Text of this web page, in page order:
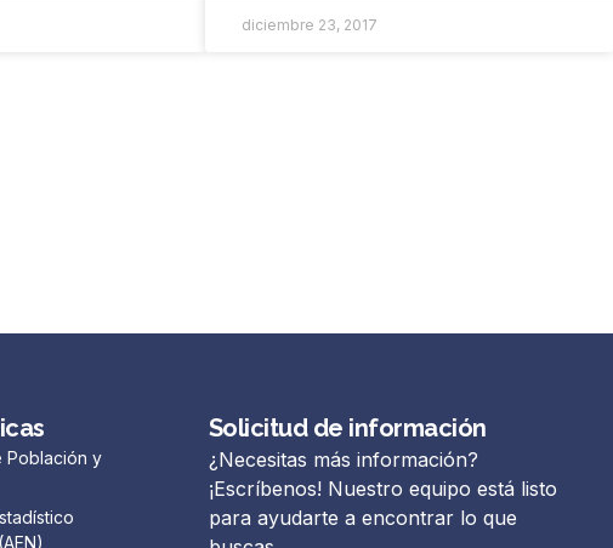
diciembre 23, 2017
Población y
Solicitud de información
¿Necesitas más información?
¡Escríbenos! Nuestro equipo está listo
para ayudarte a encontrar lo que